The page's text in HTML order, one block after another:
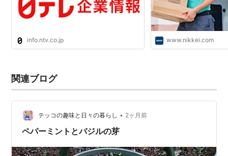
info.ntv.co.jp www.nikkei.com
関連ブログ
テッコの趣味と日々の暮らし • 2ヶ月前
ペパーミントとバジルの芽